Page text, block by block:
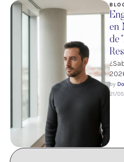
en
de
las
by
21/